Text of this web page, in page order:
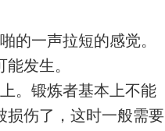
的一声拉短的感觉。
发生。
。锻炼者基本上不能
损伤了，这时一般需要